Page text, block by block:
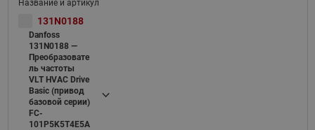
131N0188
Danfoss
131N0188 —
Преобразовате
ль частоты
VLT HVAC Drive
Basic (привод
базовой серии)
FC-
101P5K5T4E5A